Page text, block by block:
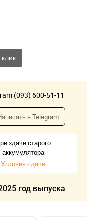
(093) 600-51-11
в Telegram
здаче старого
аккумулятора
Условия сдачи
год выпуска